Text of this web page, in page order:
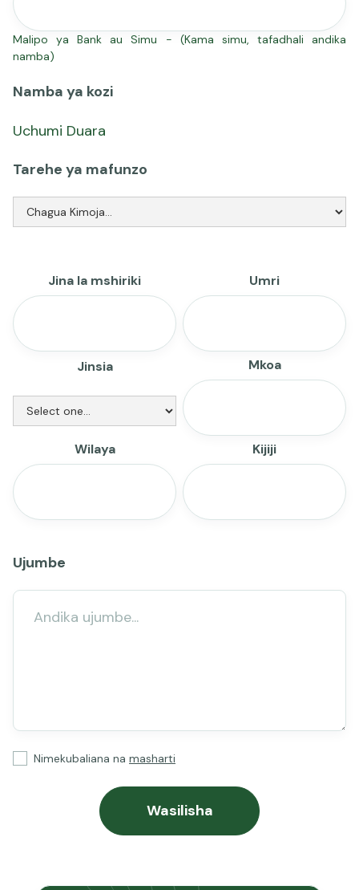
Malipo ya Bank au Simu - (Kama simu, tafadhali andika
namba)
Namba ya kozi
Uchumi Duara
Tarehe ya mafunzo
Jina la mshiriki Umri
Jinsia Mkoa
Wilaya Kijiji
Ujumbe
Nimekubaliana na masharti